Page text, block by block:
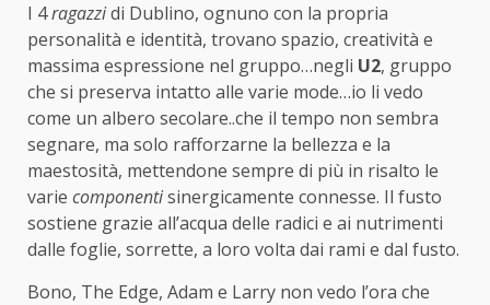
I 4ragazzidi Dublino, ognuno con la propria
personalità e identità, trovano spazio, creatività e
massima espressione nel gruppo…negli U2, gruppo
che si preserva intatto alle varie mode…io li vedo
come un albero secolare..che il tempo non sembra
segnare, ma solo rafforzarne la bellezza e la
maestosità, mettendone sempre di più in risalto le
varie componentisinergicamente connesse. Il fusto
sostiene grazie all’acqua delle radici e ai nutrimenti
dalle foglie, sorrette, a loro volta dai rami e dal fusto.
Bono, The Edge, Adam e Larry non vedo l’ora che